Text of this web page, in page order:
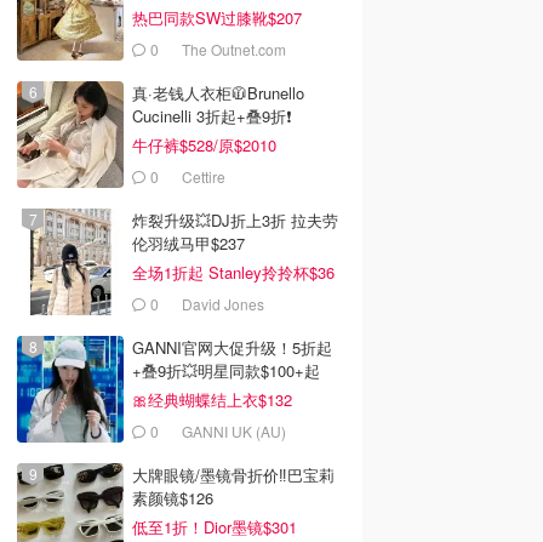
热巴同款SW过膝靴$207
0 The Outnet.com
真·老钱人衣柜🧥Brunello
Cucinelli 3折起+叠9折❗️
牛仔裤$528/原$2010
0 Cettire
炸裂升级💥DJ折上3折 拉夫劳
伦羽绒马甲$237
全场1折起 Stanley拎拎杯$36
0 David Jones
GANNI官网大促升级！5折起
+叠9折💥明星同款$100+起
🎀经典蝴蝶结上衣$132
0 GANNI UK (AU)
大牌眼镜/墨镜骨折价‼️巴宝莉
素颜镜$126
低至1折！Dior墨镜$301